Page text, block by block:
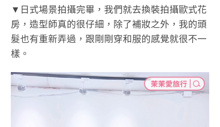
▼日式場景拍攝完畢，我們就去換裝拍攝歐式花
房，造型師真的很仔細，除了補妝之外，我的頭
髮也有重新弄過，跟剛剛穿和服的感覺就很不一
樣。